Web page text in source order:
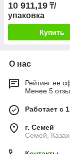
10 911,19 ₸/
упаковка
Купить
О нас
Рейтинг не
Менее 5
Работает с
г. Семей
Семей,